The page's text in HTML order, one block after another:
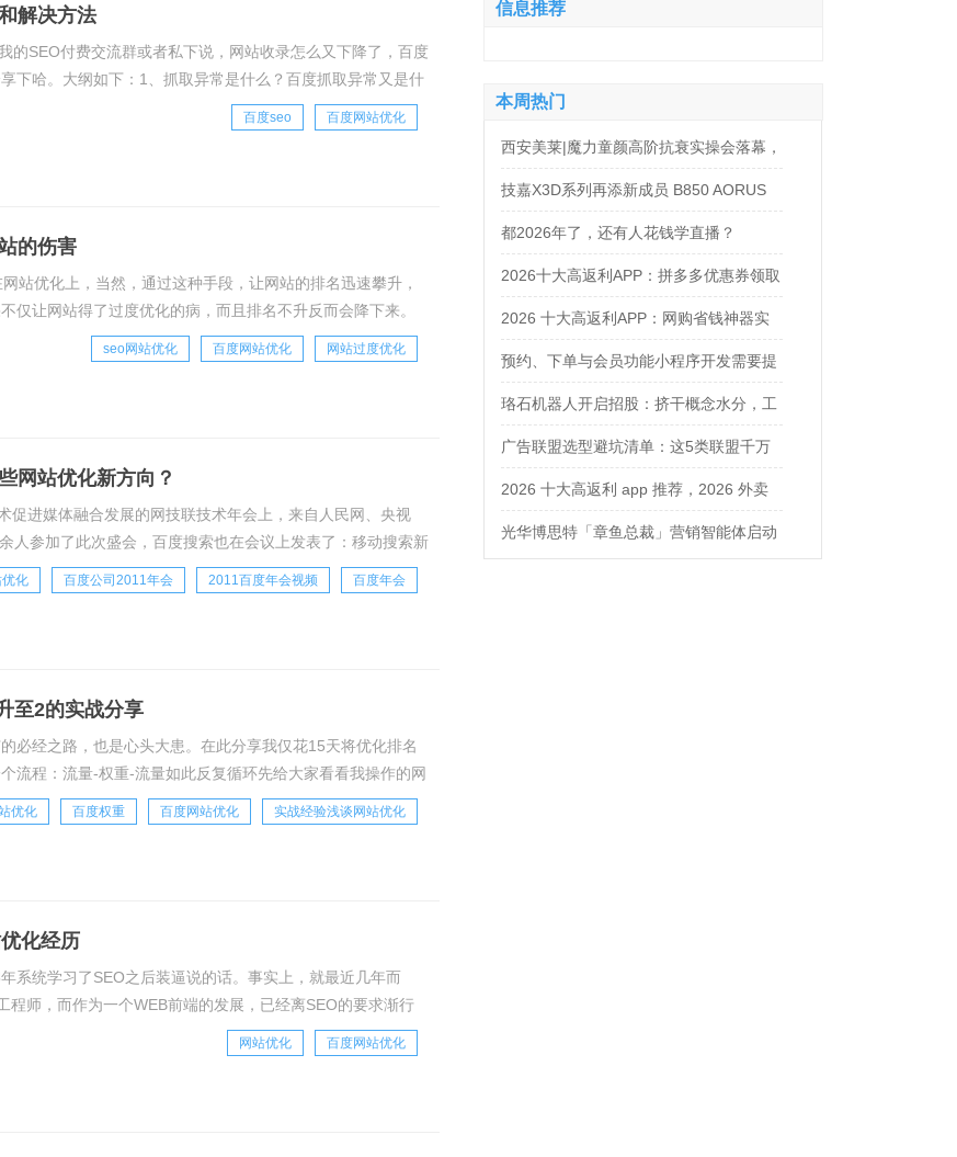
解决方法
SEO付费交流群或者私下说，网站收录怎么又下降了，百度
下哈。大纲如下：1、抓取异常是什么？百度抓取异常又是什
百度seo 百度网站优化
的伤害
站优化上，当然，通过这种手段，让网站的排名迅速攀升，
让网站得了过度优化的病，而且排名不升反而会降下来。
”的优化，就像在大学平常游山玩水，而到
seo网站优化 百度网站优化 网站过度优化
网站优化新方向？
进媒体融合发展的网技联技术年会上，来自人民网、央视
人参加了此次盛会，百度搜索也在会议上发表了：移动搜索新
今后发展方向的参考，此次带来的内
化 百度公司2011年会 2011百度年会视频 百度年会
至2的实战分享
必经之路，也是心头大患。在此分享我仅花15天将优化排名
流程：流量-权重-流量如此反复循环先给大家看看我操作的网
做优化，我们操作了两天的原创文章站
优化 百度权重 百度网站优化 实战经验浅谈网站优化
化经历
系统学习了SEO之后装逼说的话。事实上，就最近几年而
师，而作为一个WEB前端的发展，已经离SEO的要求渐行
网站优化 百度网站优化
信息推荐
本周热门
西安美莱|魔力童颜高阶抗衰实操会落幕，
解锁自然年轻新姿态
技嘉X3D系列再添新成员 B850 AORUS
ELITE X3D主板强化性能体验
都2026年了，还有人花钱学直播？
2026十大高返利APP：拼多多优惠券领取
攻略
2026 十大高返利APP：网购省钱神器实
测对比
预约、下单与会员功能小程序开发需要提
前确认什么
珞石机器人开启招股：挤干概念水分，工
业、协作、具身三箭齐发
广告联盟选型避坑清单：这5类联盟千万
别碰
2026 十大高返利 app 推荐，2026 外卖
优惠券在哪领？网购平价神器测评
光华博思特「章鱼总裁」营销智能体启动